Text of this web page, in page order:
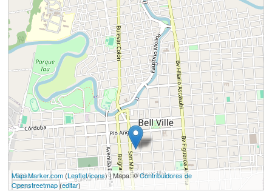
500 m
2000 ft
MapsMarker.com (Leaflet/icons) | Mapa: ©Contribuidores de
Openstreetmap (editar)